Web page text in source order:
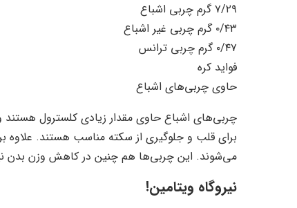
۷/۲۹ گرم چربی اشباع
۰/۴۳ گرم چربی غیر اشباع
۰/۴۷ گرم چربی ترانس
فواید کره
حاوی چربی‌های اشباع
چربی‌های اشباع حاوی مقدار زیادی کلسترول
برای قلب و جلوگیری از سکته مناسب هستند. علاوه
می‌شوند. این چربی‌ها هم چنین در کاهش وزن بدن
نیروگاه ویتامین!